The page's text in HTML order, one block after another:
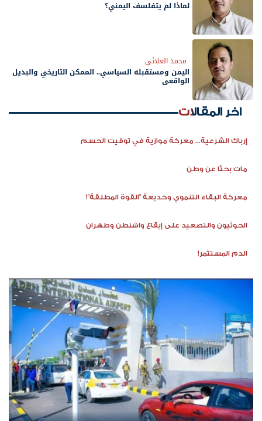
لماذا لم يتفلسف اليمني؟
محمد العلائي
اليمن ومستقبله السياسي.. الممكن التاريخي والبديل
الواقعي
اخر المقالات
إرباك الشرعية... معركة موازية في توقيت الحسم
مات بحثًا عن وطن
معركة البقاء التنموي وخديعة "القوة المطلقة"!
الحوثيون والتصعيد على إيقاع واشنطن وطهران
الدم المستثمر!